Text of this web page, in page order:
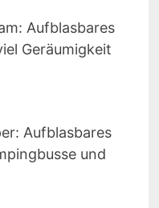
Aufblasbares
Geräumigkeit
Aufblasbares
und